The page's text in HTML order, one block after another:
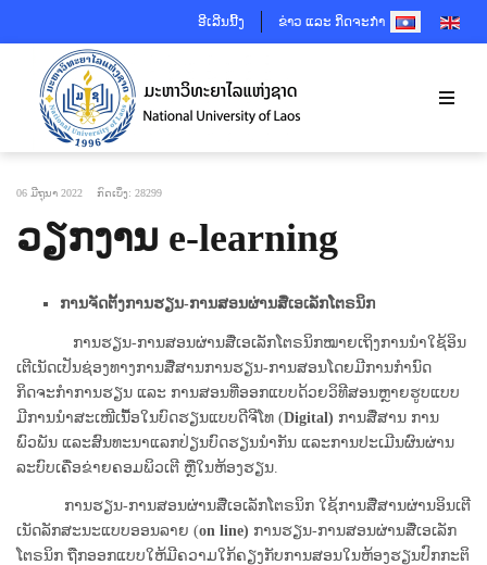
ອີເລີນນີ້ງ ຂ່າວ ແລະ ກິດຈະກຳSELECT YOUR
06 ມີຖຸນາ 2022 ກົດເບິ່ງ: 28299
ວຽກງານ e-learning
ການຈັດຕັ້ງການຮຽນ-ການສອນຜ່ານ​ສື່ເອເລັກໂຕຣນິກ
ການຮຽນ-ການສອນຜ່ານສື່ເອເລັກໂຕຣນິກໝາຍເຖິງການນຳໃຊ້ອິນ
ເຕີເນັດເປັນຊ່ອງທາງການສື່ສານການຮຽນ-ການສອນໂດຍມີການກຳນົດ
ກິດຈະກຳການຮຽນ ແລະ ການສອນທີ່ອອກແບບດ້ວຍວິທີສອນຫຼາຍຮູບແບບ
ມີການນຳສະເໜີເນື້ອໃນບົດຮຽນແບບດີຈີໂທ (Digital) ການສື່ສານ ການ
ພົວພັນ ແລະສົນທະນາແລກປ່ຽນບົດຮຽນນໍາກັນ ແລະການປະເມີນຜົນຜ່ານ
ລະບົບເຄື່ອຂ່າຍຄອມພິວເຕີ ຫຼືໃນຫ້ອງຮຽນ.
ການຮຽນ-ການສອນຜ່ານສື່ເອເລັກໂຕຣນິກ ໃຊ້ການສື່ສານຜ່ານອິນເຕີ
ເນັດລັກສະນະແບບອອນລາຍ (on line) ການຮຽນ-ການສອນຜ່ານສື່ເອເລັກ
ໂຕຣນິກ ຖືກອອກແບບໃຫ້ມີຄວາມໃກ້ຄຽງກັບການສອນໃນຫ້ອງຮຽນປົກກະຕິ